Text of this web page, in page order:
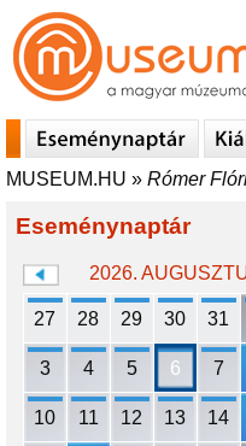
MUSEUM.HU » Rómer
Eseménynaptár
2026.
27 28 29 30 31
3 4 5 6 7
10 11 12 13 14